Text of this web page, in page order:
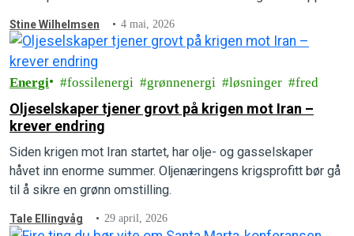
Stine Wilhelmsen 4 mai, 2026
Energi fossilenergi grønnenergi løsninger fred
Oljeselskaper tjener grovt på krigen mot Iran –
krever endring
Siden krigen mot Iran startet, har olje- og gasselskaper
håvet inn enorme summer. Oljenæringens krigsprofitt bør gå
til å sikre en grønn omstilling.
Tale Ellingvåg 29 april, 2026